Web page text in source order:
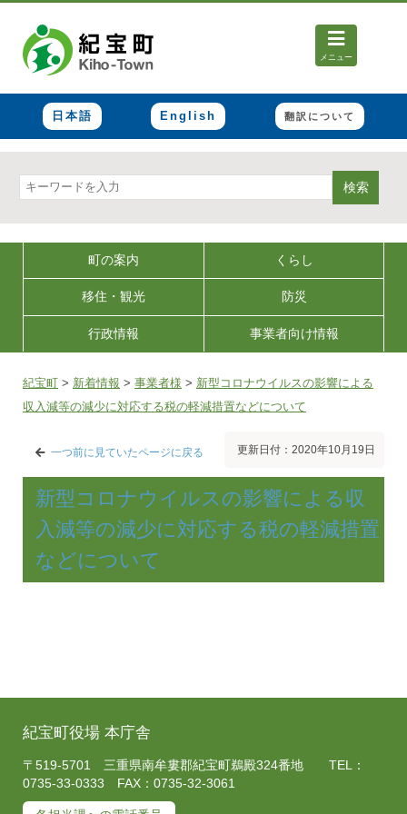
メニュー
日本語 English 翻訳について
検索
町の案内 くらし
移住・観光 防災
行政情報 事業者向け情報
紀宝町 > 新着情報 > 事業者様 > 新型コロナウイルスの影響による
収入減等の減少に対応する税の軽減措置などについて
一つ前に見ていたページに戻る 更新日付：2020年10月19日
新型コロナウイルスの影響による収
入減等の減少に対応する税の軽減措置
などについて
紀宝町役場 本庁舎
〒519-5701 三重県南牟婁郡紀宝町鵜殿324番地 TEL：
0735-33-0333 FAX：0735-32-3061